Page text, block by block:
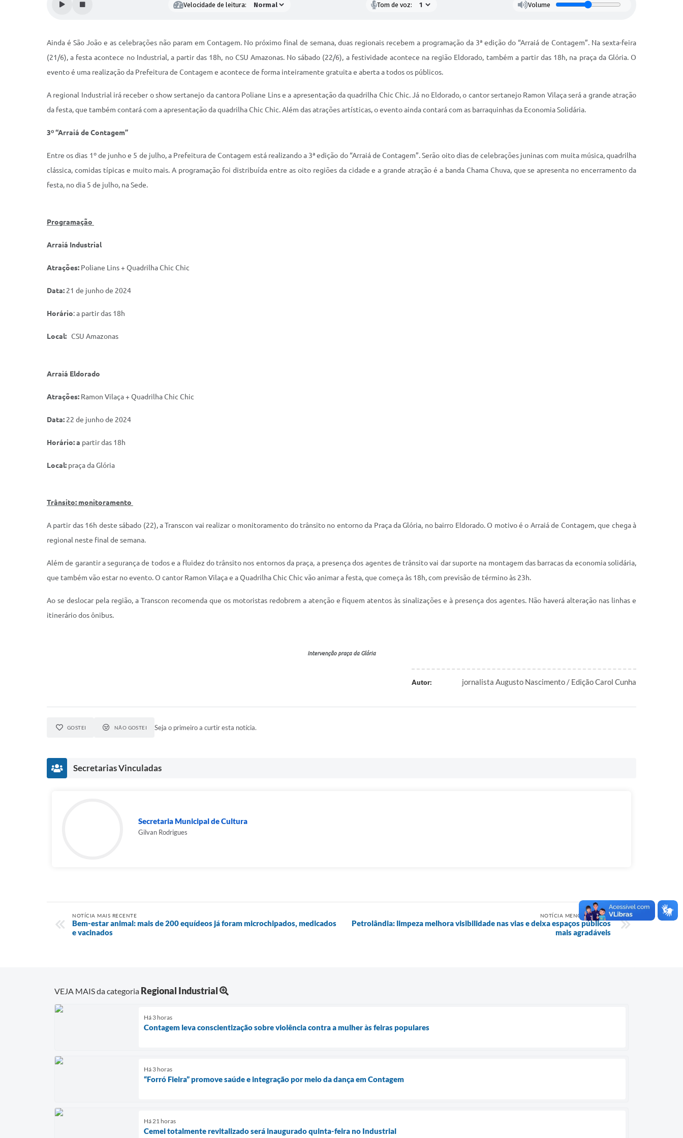
Velocidade de leitura: Tom de voz: Volume
Ainda é São João e as celebrações não param em Contagem. No próximo final de semana, duas regionais recebem a programação da 3ª edição do “Arraiá de Contagem”. Na sexta-feira
(21/6), a festa acontece no Industrial, a partir das 18h, no CSU Amazonas. No sábado (22/6), a festividade acontece na região Eldorado, também a partir das 18h, na praça da Glória. O
evento é uma realização da Prefeitura de Contagem e acontece de forma inteiramente gratuita e aberta a todos os públicos.
A regional Industrial irá receber o show sertanejo da cantora Poliane Lins e a apresentação da quadrilha Chic Chic. Já no Eldorado, o cantor sertanejo Ramon Vilaça será a grande atração
da festa, que também contará com a apresentação da quadrilha Chic Chic. Além das atrações artísticas, o evento ainda contará com as barraquinhas da Economia Solidária.
3º “Arraiá de Contagem”
Entre os dias 1º de junho e 5 de julho, a Prefeitura de Contagem está realizando a 3ª edição do “Arraiá de Contagem”. Serão oito dias de celebrações juninas com muita música, quadrilha
clássica, comidas típicas e muito mais. A programação foi distribuída entre as oito regiões da cidade e a grande atração é a banda Chama Chuva, que se apresenta no encerramento da
festa, no dia 5 de julho, na Sede.
Programação
Arraiá Industrial
Atrações: Poliane Lins + Quadrilha Chic Chic
Data: 21 de junho de 2024
Horário: a partir das 18h
Local: CSU Amazonas
Arraiá Eldorado
Atrações: Ramon Vilaça + Quadrilha Chic Chic
Data: 22 de junho de 2024
Horário: a partir das 18h
Local: praça da Glória
Trânsito: monitoramento
A partir das 16h deste sábado (22), a Transcon vai realizar o monitoramento do trânsito no entorno da Praça da Glória, no bairro Eldorado. O motivo é o Arraiá de Contagem, que chega à
regional neste final de semana.
Além de garantir a segurança de todos e a fluidez do trânsito nos entornos da praça, a presença dos agentes de trânsito vai dar suporte na montagem das barracas da economia solidária,
que também vão estar no evento. O cantor Ramon Vilaça e a Quadrilha Chic Chic vão animar a festa, que começa às 18h, com previsão de término às 23h.
Ao se deslocar pela região, a Transcon recomenda que os motoristas redobrem a atenção e fiquem atentos às sinalizações e à presença dos agentes. Não haverá alteração nas linhas e
itinerário dos ônibus.
Intervenção praça da Glória
Autor: jornalista Augusto Nascimento / Edição Carol Cunha
GOSTEI NÃO GOSTEI Seja o primeiro a curtir esta notícia.
Secretarias Vinculadas
Secretaria Municipal de Cultura
Gilvan Rodrigues
NOTÍCIA MAIS RECENTE
Bem-estar animal: mais de 200 equídeos já foram microchipados, medicados
e vacinados
NOTÍCIA MENOS RECENTE
Petrolândia: limpeza melhora visibilidade nas vias e deixa espaços públicos
mais agradáveis
VEJA MAIS da categoria Regional Industrial
Há 3 horas
Contagem leva conscientização sobre violência contra a mulher às feiras populares
Há 3 horas
“Forró Fieira” promove saúde e integração por meio da dança em Contagem
Há 21 horas
Cemei totalmente revitalizado será inaugurado quinta-feira no Industrial